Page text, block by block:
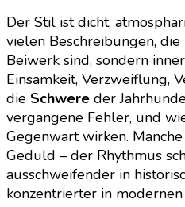
Der Stil ist dicht,
vielen Beschreibungen,
Beiwerk sind, sondern
Einsamkeit, Verzweiflung,
die Schwere der
vergangene Fehler, und
Gegenwart wirken.
Geduld – der Rhythmus
ausschweifender in
konzentrierter in